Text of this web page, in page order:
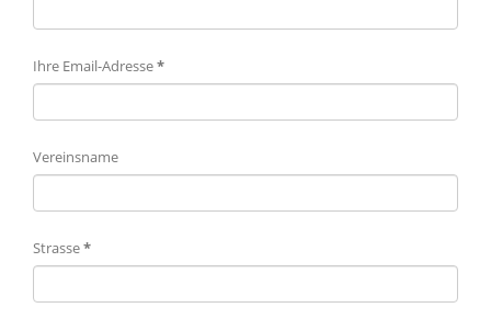
Ihre Email-Adresse*
Vereinsname
Strasse*